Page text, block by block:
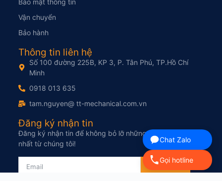
Bảo mật thông tin
Vận chuyển
Bảo hành
Thông tin liên hệ
Số 100 đường 225B, KP 3, P. Tân Phú, TP.Hồ Chí
Minh
0918 013 635
tam.nguyen@ tt-mechanical.com.vn
Đăng ký nhận tin
Đăng ký nhận tin để không bỏ lỡ những thông tin mới
nhất từ chúng tôi!
Gửi
Chat Zalo
Gọi hotline